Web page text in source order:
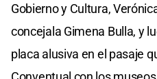
Gobierno y Cultura,
concejala Gimena Bulla, y
placa alusiva en el pasaje